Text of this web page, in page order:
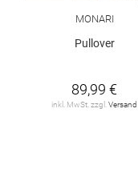
MONARI
Pullover
89,99 €
inkl. MwSt. zzgl. Versand